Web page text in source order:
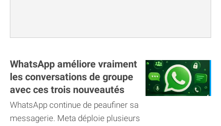
WhatsApp améliore vraiment
les conversations de groupe
avec ces trois nouveautés
WhatsApp continue de peaufiner sa
messagerie. Meta déploie plusieurs